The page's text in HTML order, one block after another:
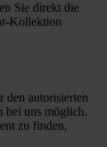
Sie direkt die
Kollektion
den autorisierten
bei uns möglich.
zu finden,